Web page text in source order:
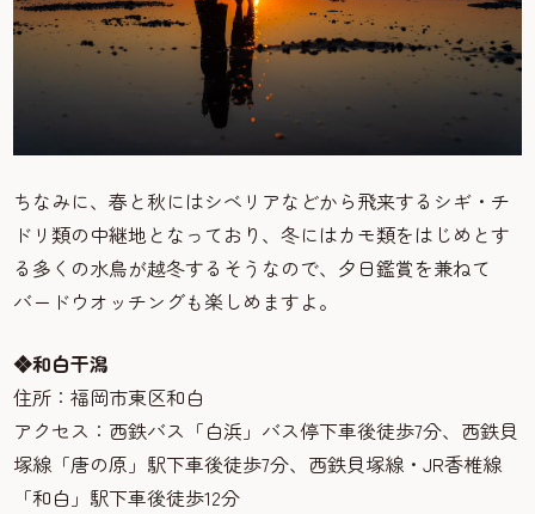
ちなみに、春と秋にはシベリアなどから飛来するシギ・チ
ドリ類の中継地となっており、冬にはカモ類をはじめとす
る多くの水鳥が越冬するそうなので、夕日鑑賞を兼ねて
バードウオッチングも楽しめますよ。
❖和白干潟
住所：福岡市東区和白
アクセス：西鉄バス「白浜」バス停下車後徒歩7分、西鉄貝
塚線「唐の原」駅下車後徒歩7分、西鉄貝塚線・JR香椎線
「和白」駅下車後徒歩12分